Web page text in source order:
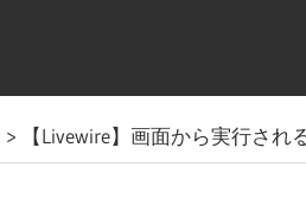
> 【Livewire】画面から実行され